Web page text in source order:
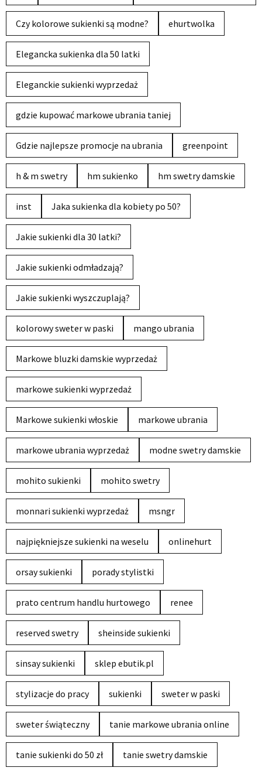
Czy kolorowe sukienki są modne? ehurtwolka
Elegancka sukienka dla 50 latki
Eleganckie sukienki wyprzedaż
gdzie kupować markowe ubrania taniej
Gdzie najlepsze promocje na ubrania greenpoint
h & m swetry hm sukienko hm swetry damskie
inst Jaka sukienka dla kobiety po 50?
Jakie sukienki dla 30 latki?
Jakie sukienki odmładzają?
Jakie sukienki wyszczuplają?
kolorowy sweter w paski mango ubrania
Markowe bluzki damskie wyprzedaż
markowe sukienki wyprzedaż
Markowe sukienki włoskie markowe ubrania
markowe ubrania wyprzedaż modne swetry damskie
mohito sukienki mohito swetry
monnari sukienki wyprzedaż msngr
najpiękniejsze sukienki na weselu onlinehurt
orsay sukienki porady stylistki
prato centrum handlu hurtowego renee
reserved swetry sheinside sukienki
sinsay sukienki sklep ebutik.pl
stylizacje do pracy sukienki sweter w paski
sweter świąteczny tanie markowe ubrania online
tanie sukienki do 50 zł tanie swetry damskie